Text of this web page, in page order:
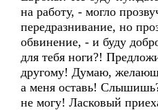
на работу, - могло
передразнивание, но
обвинение, - и буду
для тебя ноги?!
другому! Думаю,
а меня оставь!
не могу! Ласковый